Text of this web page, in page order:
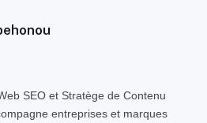
SEO et Stratège de Contenu
entreprises et marques